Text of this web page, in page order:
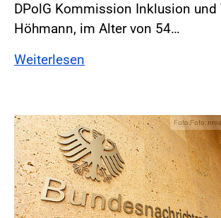
DPolG Kommission Inklusion und
Höhmann, im Alter von 54…
Weiterlesen
Foto:Foto: